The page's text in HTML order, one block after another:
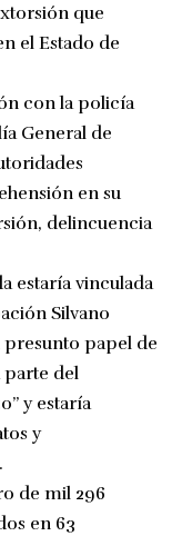
que
el Estado de
con la policía
General de
en su
delincuencia
estaría vinculada
Silvano
presunto papel de
parte del
y estaría
y
de mil 296
en 63